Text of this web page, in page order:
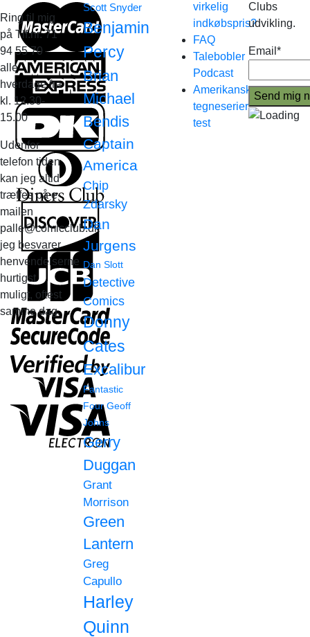
Ring til mig
på Tlf.nr. 71
94 55 70
alle
hverdage fra
kl. 12.30-
15.00
Udenfor
telefon tiden
kan jeg altid
træffes på e-
mailen
palle@comicclub.dk
jeg besvarer
henvendelserne
hurtigst
muligt, oftest
samme dag.
Scott Snyder
Benjamin
Percy
Brian
Michael
Bendis
Captain
America
Chip
Zdarsky
Dan
Jurgens
Dan Slott
Detective
Comics
Donny
Cates
Excalibur
Fantastic
Four Geoff
Johns
Gerry
Duggan
Grant
Morrison
Green
Lantern
Greg
Capullo
Harley
Quinn
virkelig
indkøbspris?
FAQ
Talebobler
Podcast
Amerikanske
tegneserier
test
Clubs
udvikling.
Email*